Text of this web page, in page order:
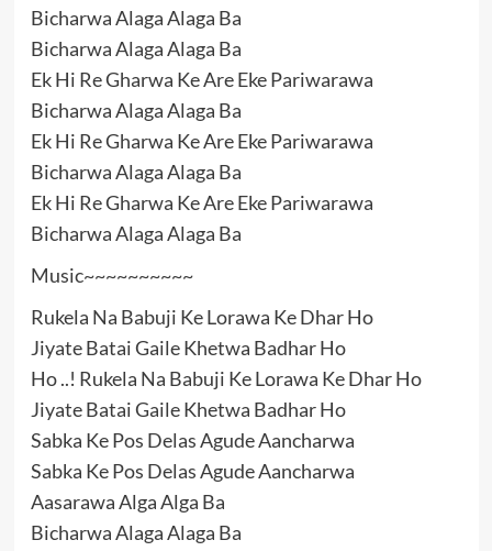
Bicharwa Alaga Alaga Ba
Bicharwa Alaga Alaga Ba
Ek Hi Re Gharwa Ke Are Eke Pariwarawa
Bicharwa Alaga Alaga Ba
Ek Hi Re Gharwa Ke Are Eke Pariwarawa
Bicharwa Alaga Alaga Ba
Ek Hi Re Gharwa Ke Are Eke Pariwarawa
Bicharwa Alaga Alaga Ba
Music~~~~~~~~~~
Rukela Na Babuji Ke Lorawa Ke Dhar Ho
Jiyate Batai Gaile Khetwa Badhar Ho
Ho ..! Rukela Na Babuji Ke Lorawa Ke Dhar Ho
Jiyate Batai Gaile Khetwa Badhar Ho
Sabka Ke Pos Delas Agude Aancharwa
Sabka Ke Pos Delas Agude Aancharwa
Aasarawa Alga Alga Ba
Bicharwa Alaga Alaga Ba